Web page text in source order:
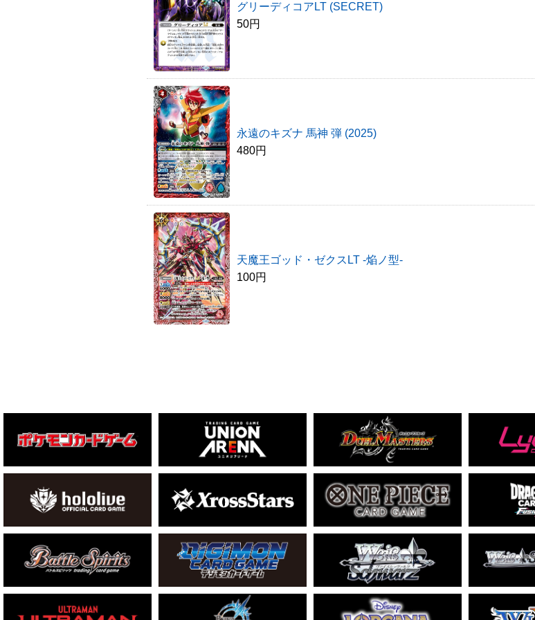
グリーディコアLT (SECRET)
50円
永遠のキズナ 馬神 弾 (2025)
480円
天魔王ゴッド・ゼクスLT -焔ノ型-
100円